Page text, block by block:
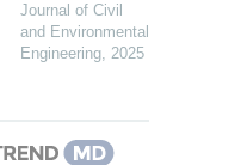
Journal of Civil
and Environmental
Engineering, 2025